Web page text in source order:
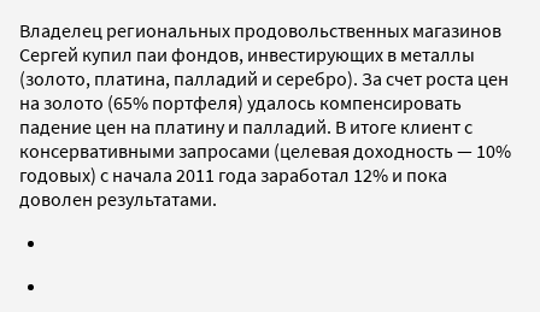
Владелец региональных продовольственных магазинов
Сергей купил паи фондов, инвестирующих в металлы
(золото, платина, палладий и серебро). За счет роста цен
на золото (65% портфеля) удалось компенсировать
падение цен на платину и палладий. В итоге клиент с
консервативными запросами (целевая доходность — 10%
годовых) с начала 2011 года заработал 12% и пока
доволен результатами.